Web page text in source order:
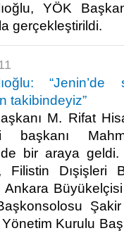
YÖK
gerçekleştirildi.
takibindeyiz”
M. Rifat
başkanı
bir araya geldi.
Filistin Dışişleri
Ankara
Kurulu